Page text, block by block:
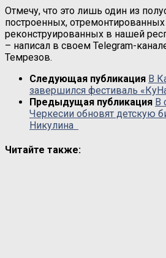
Отмечу, что это лишь один из
построенных,
реконструированных в нашей
– написал в своем Telegram-
Темрезов.
Следующая публикация В
завершился фестиваль
Предыдущая публикация В
Черкесии обновят детскую
Никулина
Читайте также: